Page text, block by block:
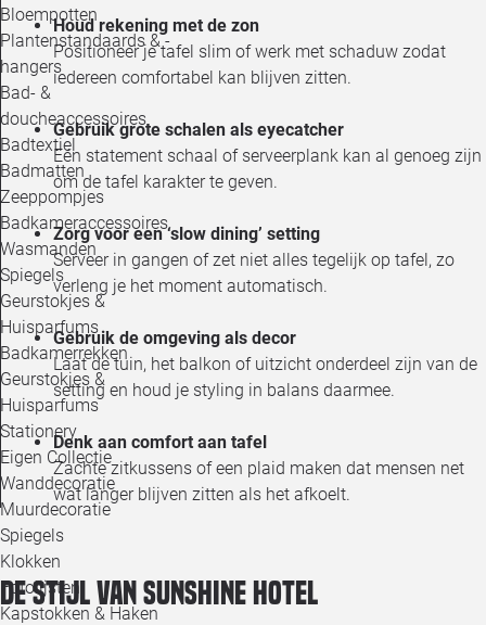
Bloempotten
Plantenstandaards & -
hangers
Bad- &
doucheaccessoires
Badtextiel
Badmatten
Zeeppompjes
Badkameraccessoires
Wasmanden
Spiegels
Geurstokjes &
Huisparfums
Badkamerrekken
Geurstokjes &
Huisparfums
Stationery
Eigen Collectie
Wanddecoratie
Muurdecoratie
Spiegels
Klokken
Fotolijsten
Kapstokken & Haken
Houd rekening met de zon
Positioneer je tafel slim of werk met schaduw zodat
iedereen comfortabel kan blijven zitten.
Gebruik grote schalen als eyecatcher
Eén statement schaal of serveerplank kan al genoeg zijn
om de tafel karakter te geven.
Zorg voor een ‘slow dining’ setting
Serveer in gangen of zet niet alles tegelijk op tafel, zo
verleng je het moment automatisch.
Gebruik de omgeving als decor
Laat de tuin, het balkon of uitzicht onderdeel zijn van de
setting en houd je styling in balans daarmee.
Denk aan comfort aan tafel
Zachte zitkussens of een plaid maken dat mensen net
wat langer blijven zitten als het afkoelt.
De stijl van Sunshine Hotel